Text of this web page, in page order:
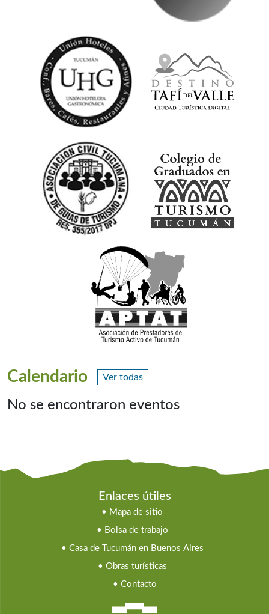
Calendario Ver todas
No se encontraron eventos
Enlaces útiles
• Mapa de sitio
• Bolsa de trabajo
• Casa de Tucumán en Buenos Aires
• Obras turísticas
• Contacto